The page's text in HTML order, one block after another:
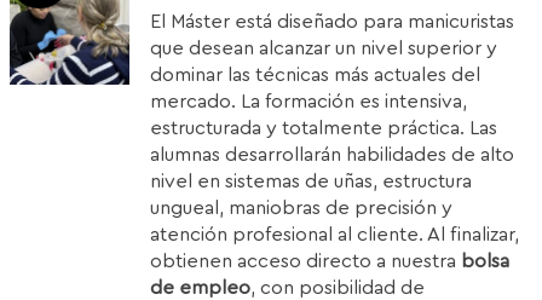
original
era:
1.850,00€.
actual
es:
1.399,00€.
El Máster está diseñado para manicuristas
que desean alcanzar un nivel superior y
dominar las técnicas más actuales del
mercado. La formación es intensiva,
estructurada y totalmente práctica. Las
alumnas desarrollarán habilidades de alto
nivel en sistemas de uñas, estructura
ungueal, maniobras de precisión y
atención profesional al cliente. Al finalizar,
obtienen acceso directo a nuestra bolsa
de empleo, con posibilidad de